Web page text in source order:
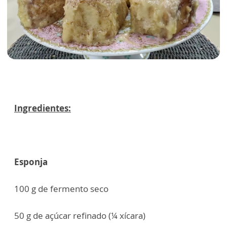
Ingredientes:
Esponja
100 g de fermento seco
50 g de açúcar refinado (¼ xícara)